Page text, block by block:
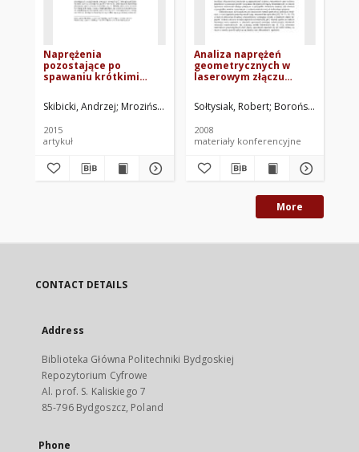
Naprężenia
pozostające po
spawaniu krótkimi
zastosowaniem MES
Skibicki, Andrzej Mroziński, Stanisław. Red.
2015
artykuł
Analiza naprężeń
geometrycznych w
laserowym złączu
zastosowaniem
lokalnych własności
Sołtysiak, Robert Boroński, Dariusz
2008
materiały konferencyjne
More
CONTACT DETAILS
Address
Biblioteka Główna Politechniki Bydgoskiej
Repozytorium Cyfrowe
Al. prof. S. Kaliskiego 7
85-796 Bydgoszcz, Poland
Phone